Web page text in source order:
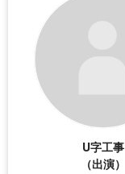
U字工事
（出演）